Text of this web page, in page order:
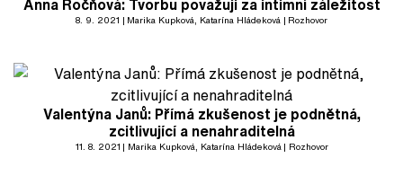
Anna Ročňová: Tvorbu považuji za intimní záležitost
8. 9. 2021 Marika Kupková, Katarína Hládeková Rozhovor
Valentýna Janů: Přímá zkušenost je podnětná,
zcitlivující a nenahraditelná
11. 8. 2021 Marika Kupková, Katarína Hládeková Rozhovor